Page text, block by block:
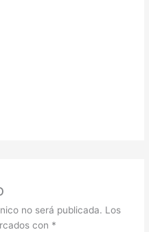
no será publicada. Los
con *